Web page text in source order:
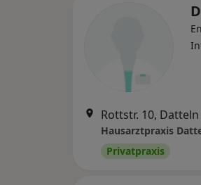
Rottstr. 10, Datteln
Privatpraxis